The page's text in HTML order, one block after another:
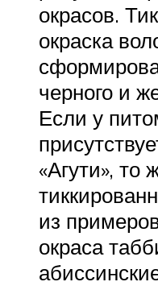
окрасов.
окраска
черного и
Если у
«Агути», то
из
окраса